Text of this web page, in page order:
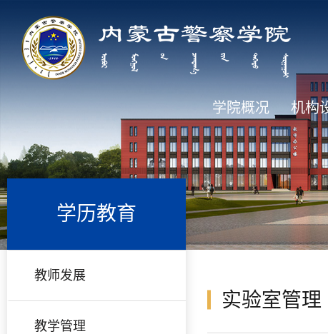
学院概况 机构
学历教育
教师发展
教学管理
实验室管理